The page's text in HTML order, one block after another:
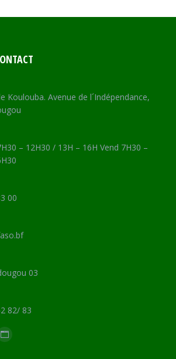
Koulouba. Avenue de l´Indépendance,
– 12H30 / 13H – 16H Vend 7H30 –
00
03
82/ 83
Site